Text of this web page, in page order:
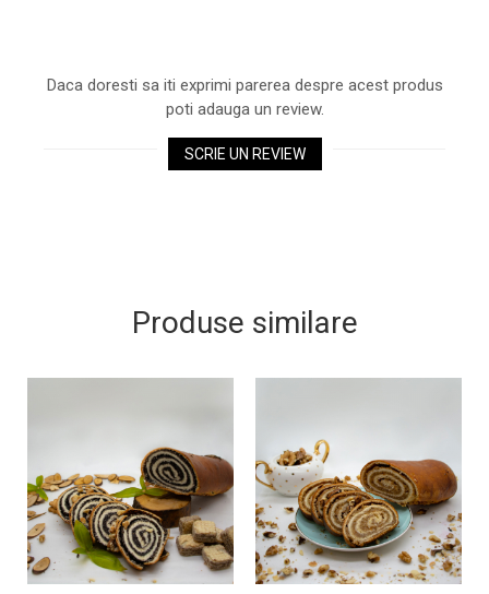
Daca doresti sa iti exprimi parerea despre acest produs
poti adauga un review.
SCRIE UN REVIEW
Produse similare